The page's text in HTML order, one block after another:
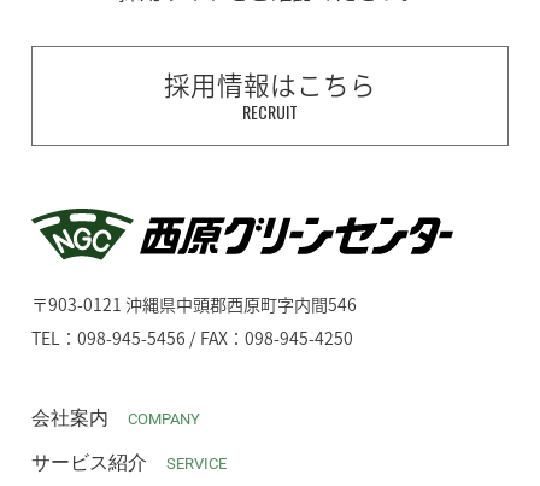
採用情報はこちら
RECRUIT
〒903-0121 沖縄県中頭郡西原町字内間546
TEL：098-945-5456 / FAX：098-945-4250
会社案内 COMPANY
サービス紹介 SERVICE